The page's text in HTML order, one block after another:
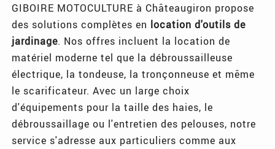
GIBOIRE MOTOCULTURE à Châteaugiron propose
des solutions complètes en location d'outils de
jardinage. Nos offres incluent la location de
matériel moderne tel que la débroussailleuse
électrique, la tondeuse, la tronçonneuse et même
le scarificateur. Avec un large choix
d'équipements pour la taille des haies, le
débroussaillage ou l'entretien des pelouses, notre
service s'adresse aux particuliers comme aux